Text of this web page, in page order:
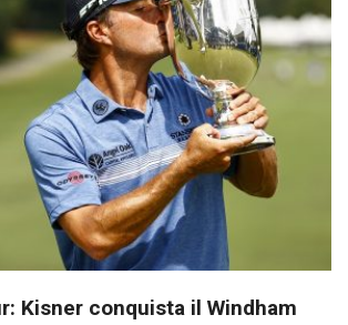
Kisner conquista il Windham